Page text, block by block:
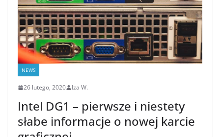
NEWS
26 lutego, 2020 Iza W.
Intel DG1 – pierwsze i niestety
słabe informacje o nowej karcie